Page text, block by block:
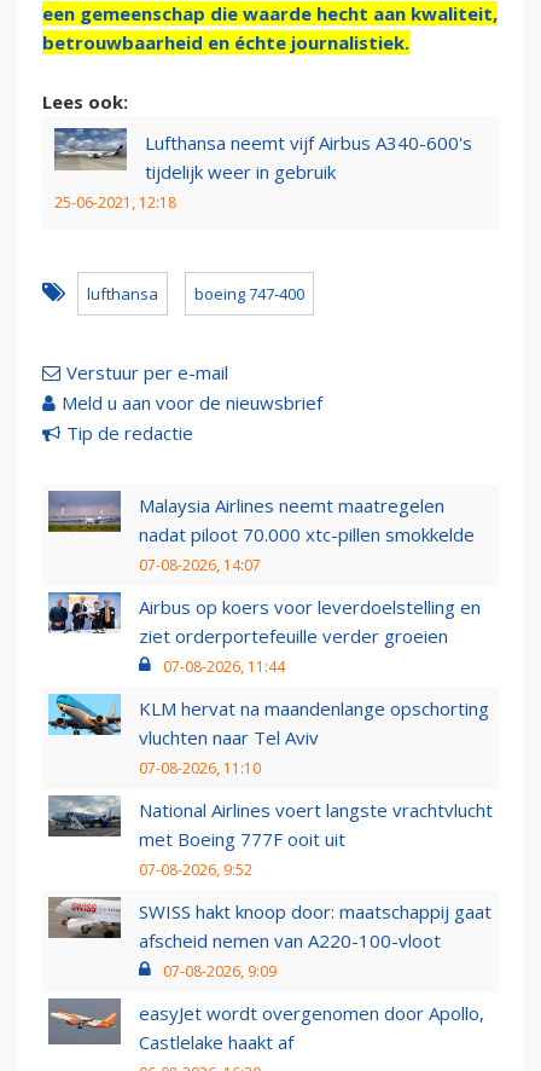
een gemeenschap die waarde hecht aan kwaliteit,
betrouwbaarheid en échte journalistiek.
Lees ook:
Lufthansa neemt vijf Airbus A340-600's
tijdelijk weer in gebruik
25-06-2021, 12:18
lufthansa boeing 747-400
Verstuur per e-mail
Meld u aan voor de nieuwsbrief
Tip de redactie
Malaysia Airlines neemt maatregelen
nadat piloot 70.000 xtc-pillen smokkelde
07-08-2026, 14:07
Airbus op koers voor leverdoelstelling en
ziet orderportefeuille verder groeien
07-08-2026, 11:44
KLM hervat na maandenlange opschorting
vluchten naar Tel Aviv
07-08-2026, 11:10
National Airlines voert langste vrachtvlucht
met Boeing 777F ooit uit
07-08-2026, 9:52
SWISS hakt knoop door: maatschappij gaat
afscheid nemen van A220-100-vloot
07-08-2026, 9:09
easyJet wordt overgenomen door Apollo,
Castlelake haakt af